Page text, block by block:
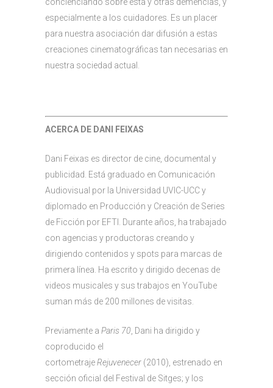
especialmente a los cuidadores. Es un placer
para nuestra asociación dar difusión a estas
creaciones cinematográficas tan necesarias en
nuestra sociedad actual.
ACERCA DE DANI FEIXAS
Dani Feixas es director de cine, documental y
publicidad. Está graduado en Comunicación
Audiovisual por la Universidad UVIC-UCC y
diplomado en Producción y Creación de Series
de Ficción por EFTI. Durante años, ha trabajado
con agencias y productoras creando y
dirigiendo contenidos y spots para marcas de
primera línea. Ha escrito y dirigido decenas de
videos musicales y sus trabajos en YouTube
suman más de 200 millones de visitas.
Previamente a Paris 70 , Dani ha dirigido y
coproducido el
cortometrajeRejuvenecer (2010), estrenado en
sección oficial del Festival de Sitges; y los